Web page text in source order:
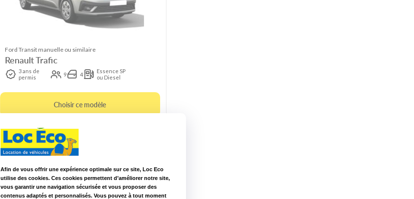
Ford Transit manuelle ou similaire
Renault Trafic
3 ans de
permis
9 4
Essence SP
ou Diesel
Choisir ce modèle
Afin de vous offrir une expérience optimale sur ce site, Loc Eco
utilise des cookies. Ces cookies permettent d’améliorer notre site,
vous garantir une navigation sécurisée et vous proposer des
contenus adaptés et personnalisés. Vous pouvez à tout moment